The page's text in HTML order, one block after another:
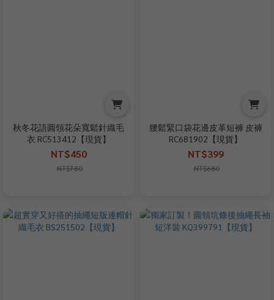
秋冬花語圓領花朵寬鬆針織毛
衣 RC513412【現貨】
NT$450
NT$780
腰鬆緊口袋花邊皮革短褲 皮褲
RC681902【現貨】
NT$399
NT$680